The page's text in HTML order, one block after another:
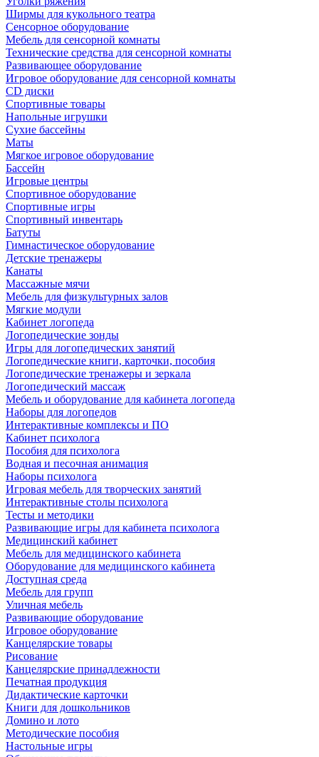
Ширмы для кукольного театра
Сенсорное оборудование
Мебель для сенсорной комнаты
Технические средства для сенсорной комнаты
Развивающее оборудование
Игровое оборудование для сенсорной комнаты
CD диски
Спортивные товары
Напольные игрушки
Сухие бассейны
Маты
Мягкое игровое оборудование
Бассейн
Игровые центры
Спортивное оборудование
Спортивные игры
Спортивный инвентарь
Батуты
Гимнастическое оборудование
Детские тренажеры
Канаты
Массажные мячи
Мебель для физкультурных залов
Мягкие модули
Кабинет логопеда
Логопедические зонды
Игры для логопедических занятий
Логопедические книги, карточки, пособия
Логопедические тренажеры и зеркала
Логопедический массаж
Мебель и оборудование для кабинета логопеда
Наборы для логопедов
Интерактивные комплексы и ПО
Кабинет психолога
Пособия для психолога
Водная и песочная анимация
Наборы психолога
Игровая мебель для творческих занятий
Интерактивные столы психолога
Тесты и методики
Развивающие игры для кабинета психолога
Медицинский кабинет
Мебель для медицинского кабинета
Оборудование для медицинского кабинета
Доступная среда
Мебель для групп
Уличная мебель
Развивающие оборудование
Игровое оборудование
Канцелярские товары
Рисование
Канцелярские принадлежности
Печатная продукция
Дидактические карточки
Книги для дошкольников
Домино и лото
Методические пособия
Настольные игры